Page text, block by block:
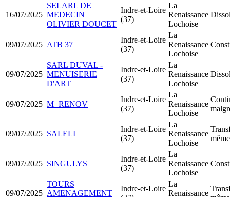
16/07/2025
SELARL DE
MEDECIN
OLIVIER DOUCET
Indre-et-Loire
(37)
La
Renaissance
Lochoise
09/07/2025 ATB 37
Indre-et-Loire
(37)
La
Renaissance
Lochoise
09/07/2025
SARL DUVAL -
MENUISERIE
D'ART
Indre-et-Loire
(37)
La
Renaissance
Lochoise
09/07/2025 M+RENOV
Indre-et-Loire
(37)
La
Renaissance
Lochoise
09/07/2025 SALELI
Indre-et-Loire
(37)
La
Renaissance
Lochoise
09/07/2025 SINGULYS
Indre-et-Loire
(37)
La
Renaissance
Lochoise
09/07/2025
TOURS
AMENAGEMENT
Indre-et-Loire
La
Renaissance